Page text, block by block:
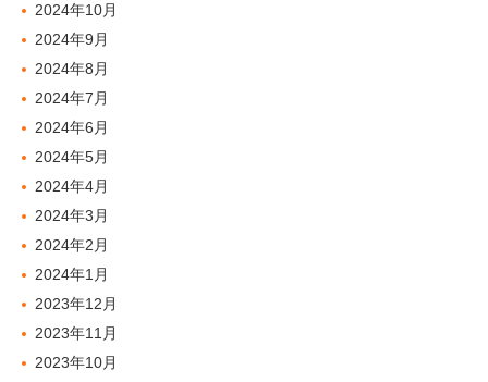
2024年10月
2024年9月
2024年8月
2024年7月
2024年6月
2024年5月
2024年4月
2024年3月
2024年2月
2024年1月
2023年12月
2023年11月
2023年10月